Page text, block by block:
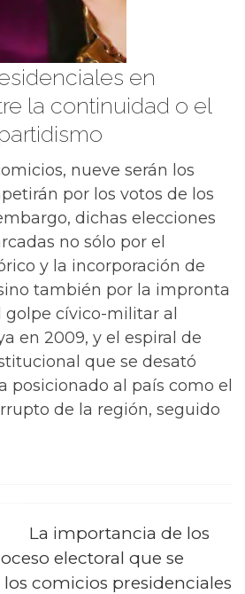
en
la continuidad o el
nueve serán los
por los votos de los
dichas elecciones
no sólo por el
y la incorporación de
también por la impronta
cívico-militar al
en 2009, y el espiral de
que se desató
posicionado al país como el
de la región, seguido
La importancia de los
electoral que se
los comicios presidenciales